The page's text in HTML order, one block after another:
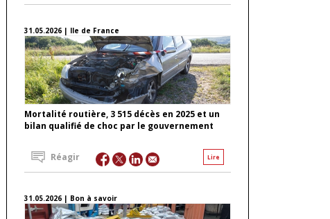
31.05.2026 | Ile de France
Mortalité routière, 3 515 décès en 2025 et un
bilan qualifié de choc par le gouvernement
Lire
Réagir
31.05.2026 | Bon à savoir